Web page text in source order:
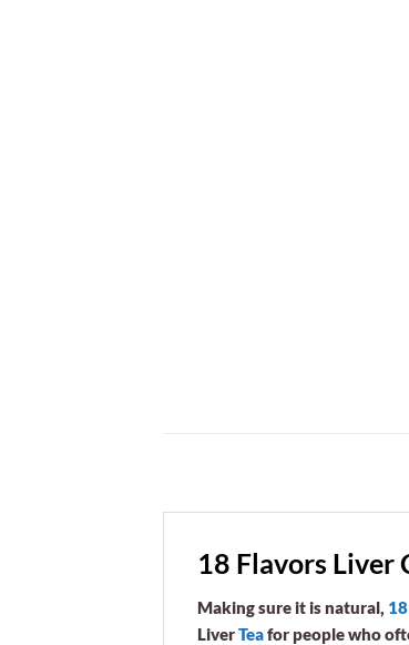
18 Flavors Liver
Making sure it is natural,
LiverTeafor people who